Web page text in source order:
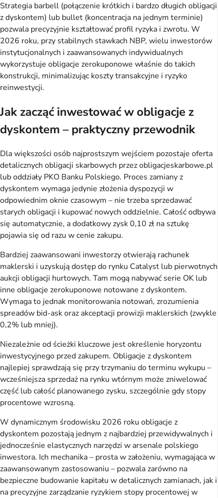
Strategia barbell (połączenie krótkich i bardzo długich obligacji
z dyskontem) lub bullet (koncentracja na jednym terminie)
pozwala precyzyjnie kształtować profil ryzyka i zwrotu. W
2026 roku, przy stabilnych stawkach NBP, wielu inwestorów
instytucjonalnych i zaawansowanych indywidualnych
wykorzystuje obligacje zerokuponowe właśnie do takich
konstrukcji, minimalizując koszty transakcyjne i ryzyko
reinwestycji.
Jak zacząć inwestować w obligacje z
dyskontem – praktyczny przewodnik
Dla większości osób najprostszym wejściem pozostaje oferta
detalicznych obligacji skarbowych przez obligacjeskarbowe.pl
lub oddziały PKO Banku Polskiego. Proces zamiany z
dyskontem wymaga jedynie złożenia dyspozycji w
odpowiednim oknie czasowym – nie trzeba sprzedawać
starych obligacji i kupować nowych oddzielnie. Całość odbywa
się automatycznie, a dodatkowy zysk 0,10 zł na sztukę
pojawia się od razu w cenie zakupu.
Bardziej zaawansowani inwestorzy otwierają rachunek
maklerski i uzyskują dostęp do rynku Catalyst lub pierwotnych
aukcji obligacji hurtowych. Tam mogą nabywać serie OK lub
inne obligacje zerokuponowe notowane z dyskontem.
Wymaga to jednak monitorowania notowań, zrozumienia
spreadów bid-ask oraz akceptacji prowizji maklerskich (zwykle
0,2% lub mniej).
Niezależnie od ścieżki kluczowe jest określenie horyzontu
inwestycyjnego przed zakupem. Obligacje z dyskontem
najlepiej sprawdzają się przy trzymaniu do terminu wykupu –
wcześniejsza sprzedaż na rynku wtórnym może zniwelować
część lub całość planowanego zysku, szczególnie gdy stopy
procentowe wzrosną.
W dynamicznym środowisku 2026 roku obligacje z
dyskontem pozostają jednym z najbardziej przewidywalnych i
jednocześnie elastycznych narzędzi w arsenale polskiego
inwestora. Ich mechanika – prosta w założeniu, wymagająca w
zaawansowanym zastosowaniu – pozwala zarówno na
bezpieczne budowanie kapitału w detalicznych zamianach, jak i
na precyzyjne zarządzanie ryzykiem stopy procentowej w